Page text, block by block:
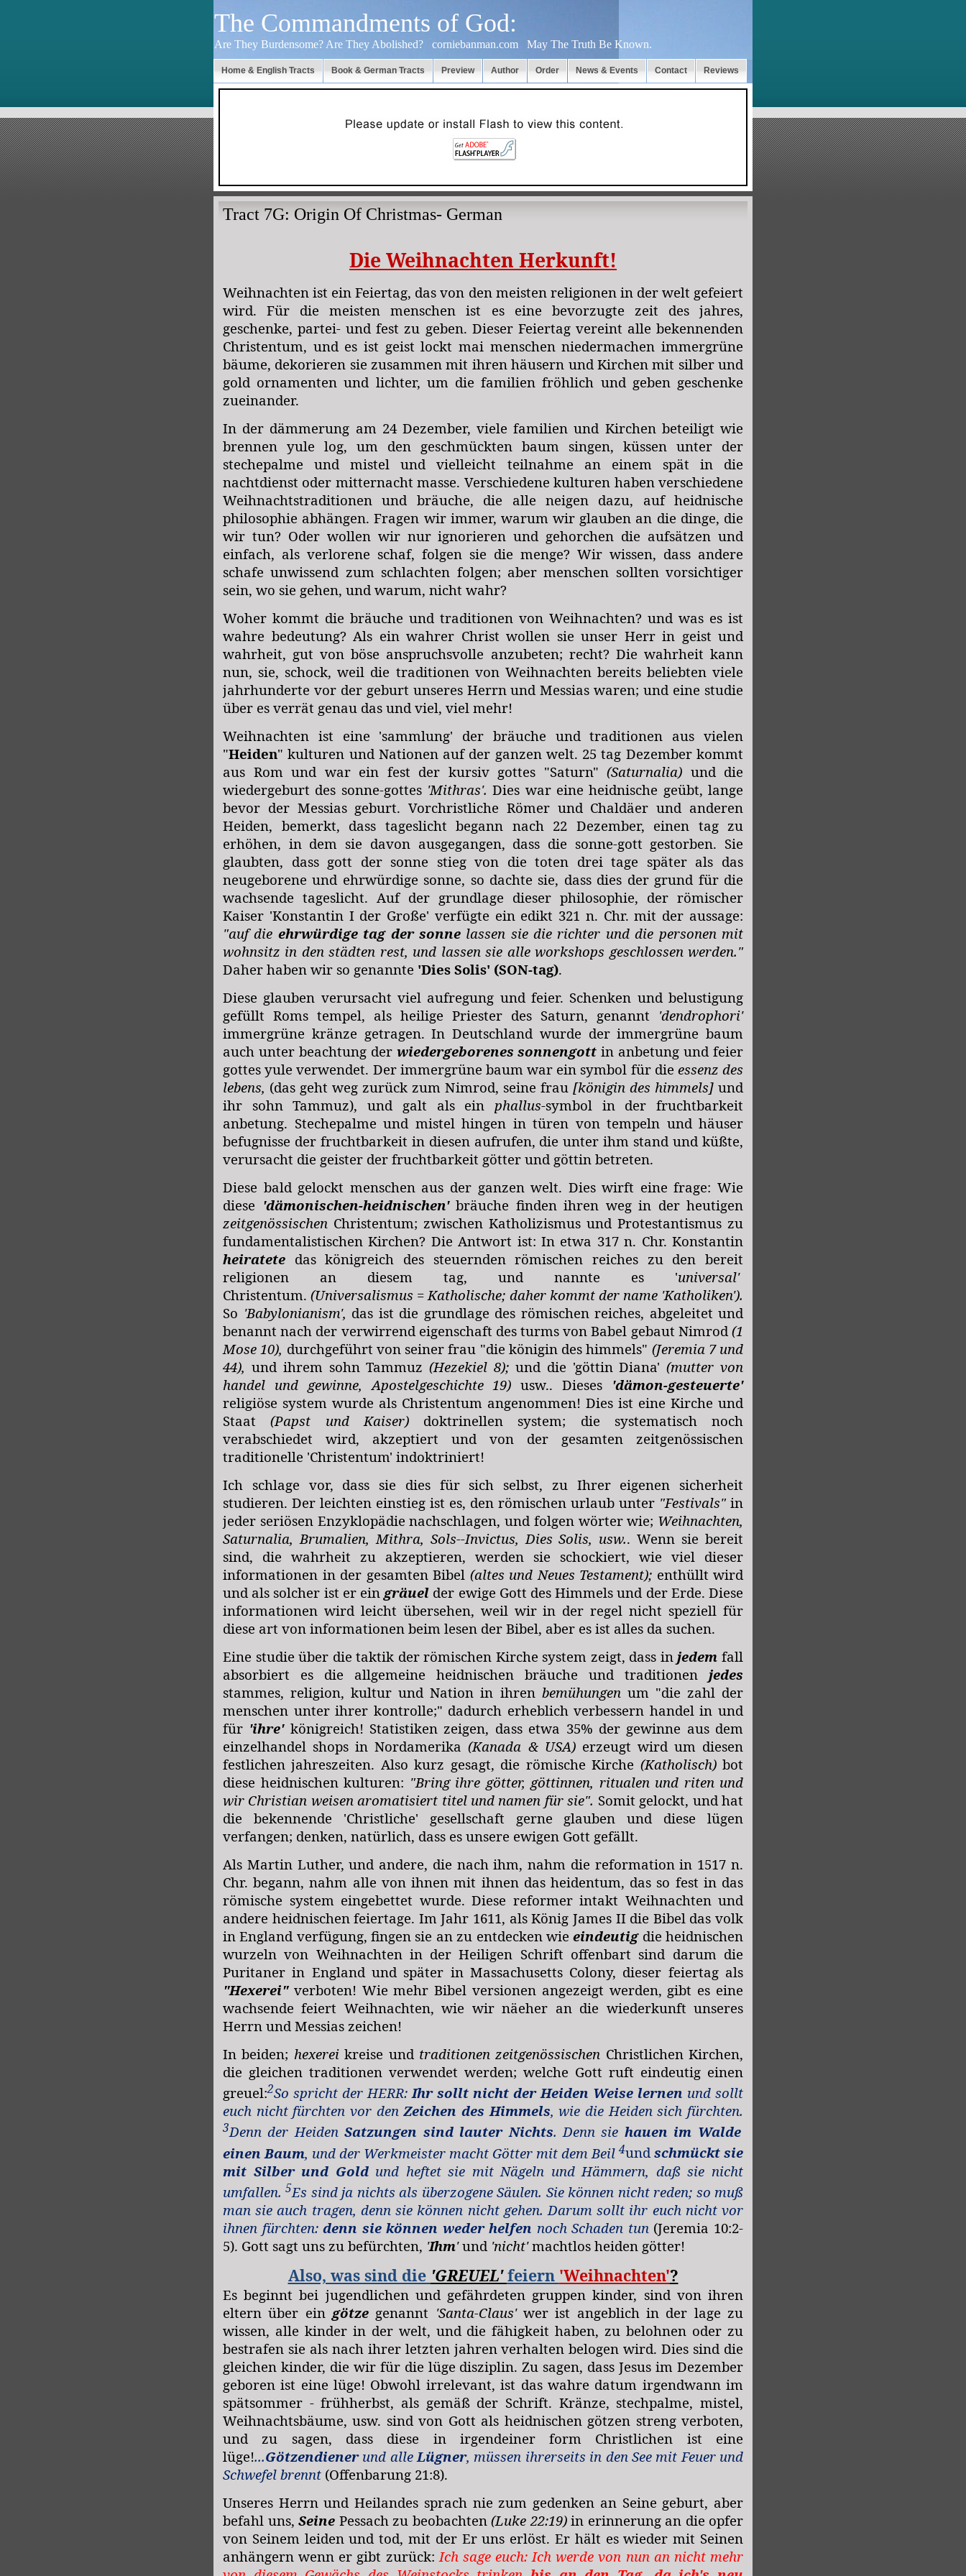
The Commandments of God:
Are They Burdensome? Are They Abolished? corniebanman.com May The Truth Be Known.
Home & English Tracts Book & German Tracts Preview Author Order News & Events Contact Reviews
Tract 7G: Origin Of Christmas- German
Die Weihnachten Herkunft!
Weihnachten ist ein Feiertag, das von den meisten religionen in der welt gefeiert
wird. Für die meisten menschen ist es eine bevorzugte zeit des jahres,
geschenke, partei- und fest zu geben. Dieser Feiertag vereint alle bekennenden
Christentum, und es ist geist lockt mai menschen niedermachen immergrüne
bäume, dekorieren sie zusammen mit ihren häusern und Kirchen mit silber und
gold ornamenten und lichter, um die familien fröhlich und geben geschenke
zueinander.
In der dämmerung am 24 Dezember, viele familien und Kirchen beteiligt wie
brennen yule log, um den geschmückten baum singen, küssen unter der
stechepalme und mistel und vielleicht teilnahme an einem spät in die
nachtdienst oder mitternacht masse. Verschiedene kulturen haben verschiedene
Weihnachtstraditionen und bräuche, die alle neigen dazu, auf heidnische
philosophie abhängen. Fragen wir immer, warum wir glauben an die dinge, die
wir tun? Oder wollen wir nur ignorieren und gehorchen die aufsätzen und
einfach, als verlorene schaf, folgen sie die menge? Wir wissen, dass andere
schafe unwissend zum schlachten folgen; aber menschen sollten vorsichtiger
sein, wo sie gehen, und warum, nicht wahr?
Woher kommt die bräuche und traditionen von Weihnachten? und was es ist
wahre bedeutung? Als ein wahrer Christ wollen sie unser Herr in geist und
wahrheit, gut von böse anspruchsvolle anzubeten; recht? Die wahrheit kann
nun, sie, schock, weil die traditionen von Weihnachten bereits beliebten viele
jahrhunderte vor der geburt unseres Herrn und Messias waren; und eine studie
über es verrät genau das und viel, viel mehr!
Weihnachten ist eine 'sammlung' der bräuche und traditionen aus vielen
"Heiden" kulturen und Nationen auf der ganzen welt. 25 tag Dezember kommt
aus Rom und war ein fest der kursiv gottes "Saturn" (Saturnalia) und die
wiedergeburt des sonne-gottes 'Mithras'. Dies war eine heidnische geübt, lange
bevor der Messias geburt. Vorchristliche Römer und Chaldäer und anderen
Heiden, bemerkt, dass tageslicht begann nach 22 Dezember, einen tag zu
erhöhen, in dem sie davon ausgegangen, dass die sonne-gott gestorben. Sie
glaubten, dass gott der sonne stieg von die toten drei tage später als das
neugeborene und ehrwürdige sonne, so dachte sie, dass dies der grund für die
wachsende tageslicht. Auf der grundlage dieser philosophie, der römischer
Kaiser 'Konstantin I der Große' verfügte ein edikt 321 n. Chr. mit der aussage:
"auf die ehrwürdige tag der sonnelassen sie die richter und die personen mit
wohnsitz in den städten rest, und lassen sie alle workshops geschlossen werden."
Daher haben wir so genannte 'Dies Solis' (SON-tag).
Diese glauben verursacht viel aufregung und feier. Schenken und belustigung
gefüllt Roms tempel, als heilige Priester des Saturn, genannt 'dendrophori'
immergrüne kränze getragen. In Deutschland wurde der immergrüne baum
auch unter beachtung der wiedergeborenes sonnengott in anbetung und feier
gottes yule verwendet. Der immergrüne baum war ein symbol für die essenz des
lebens, (das geht weg zurück zum Nimrod, seine frau [königin des himmels]und
ihr sohn Tammuz), und galt als ein phallus-symbol in der fruchtbarkeit
anbetung. Stechepalme und mistel hingen in türen von tempeln und häuser
befugnisse der fruchtbarkeit in diesen aufrufen, die unter ihm stand und küßte,
verursacht die geister der fruchtbarkeit götter und göttin betreten.
Diese bald gelockt menschen aus der ganzen welt. Dies wirft eine frage: Wie
diese 'dämonischen-heidnischen' bräuche finden ihren weg in der heutigen
zeitgenössischen Christentum; zwischen Katholizismus und Protestantismus zu
fundamentalistischen Kirchen? Die Antwort ist: In etwa 317 n. Chr. Konstantin
heiratete das königreich des steuernden römischen reiches zu den bereit
religionen an diesem tag, und nannte es 'universal'
Christentum. (Universalismus = Katholische; daher kommt der name 'Katholiken').
So 'Babylonianism', das ist die grundlage des römischen reiches, abgeleitet und
benannt nach der verwirrend eigenschaft des turms von Babel gebaut Nimrod(1
Mose 10), durchgeführt von seiner frau "die königin des himmels" (Jeremia 7 und
44), und ihrem sohn Tammuz(Hezekiel 8); und die 'göttin Diana'(mutter von
handel und gewinne, Apostelgeschichte 19) usw.. Dieses 'dämon-gesteuerte'
religiöse system wurde als Christentum angenommen! Dies ist eine Kirche und
Staat(Papst und Kaiser)doktrinellen system; die systematisch noch
verabschiedet wird, akzeptiert und von der gesamten zeitgenössischen
traditionelle 'Christentum' indoktriniert!
Ich schlage vor, dass sie dies für sich selbst, zu Ihrer eigenen sicherheit
studieren. Der leichten einstieg ist es, den römischen urlaub unter "Festivals"in
jeder seriösen Enzyklopädie nachschlagen, und folgen wörter wie; Weihnachten,
Saturnalia, Brumalien, Mithra, Sols--Invictus, Dies Solis, usw.. Wenn sie bereit
sind, die wahrheit zu akzeptieren, werden sie schockiert, wie viel dieser
informationen in der gesamten Bibel (altes und Neues Testament); enthüllt wird
und als solcher ist er eingräuel der ewige Gott des Himmels und der Erde. Diese
informationen wird leicht übersehen, weil wir in der regel nicht speziell für
diese art von informationen beim lesen der Bibel, aber es ist alles da suchen.
Eine studie über die taktik der römischen Kirche system zeigt, dass injedem fall
absorbiert es die allgemeine heidnischen bräuche und traditionen jedes
stammes, religion, kultur und Nation in ihren bemühungenum "die zahl der
menschen unter ihrer kontrolle;" dadurch erheblich verbessern handel in und
für 'ihre'königreich! Statistiken zeigen, dass etwa 35% der gewinne aus dem
einzelhandel shops in Nordamerika(Kanada & USA)erzeugt wird um diesen
festlichen jahreszeiten. Also kurz gesagt, die römische Kirche (Katholisch)bot
diese heidnischen kulturen: "Bring ihre götter, göttinnen, ritualen und riten und
wir Christian weisen aromatisiert titel und namen für sie". Somit gelockt, und hat
die bekennende 'Christliche' gesellschaft gerne glauben und diese lügen
verfangen; denken, natürlich, dass es unsere ewigen Gott gefällt.
Als Martin Luther, und andere, die nach ihm, nahm die reformation in 1517 n.
Chr. begann, nahm alle von ihnen mit ihnen das heidentum, das so fest in das
römische system eingebettet wurde. Diese reformer intakt Weihnachten und
andere heidnischen feiertage. Im Jahr 1611, als König James II die Bibel das volk
in England verfügung, fingen sie an zu entdecken wieeindeutigdie heidnischen
wurzeln von Weihnachten in der Heiligen Schrift offenbart sind darum die
Puritaner in England und später in Massachusetts Colony, dieser feiertag als
"Hexerei"verboten! Wie mehr Bibel versionen angezeigt werden, gibt es eine
wachsende feiert Weihnachten, wie wir näeher an die wiederkunft unseres
Herrn und Messias zeichen!
In beiden; hexereikreise und traditionenzeitgenössischen Christlichen Kirchen,
die gleichen traditionen verwendet werden; welche Gott ruft eindeutig einen
greuel:2So spricht der HERR:Ihr sollt nicht der Heiden Weise lernen und sollt
euch nicht fürchten vor denZeichen des Himmels, wie die Heiden sich fürchten.
3Denn der HeidenSatzungen sind lauter Nichts. Denn sie hauen im Walde
einen Baum, und der Werkmeister macht Götter mit dem Beil 4undschmückt sie
mit Silber und Gold und heftet sie mit Nägeln und Hämmern, daß sie nicht
umfallen. 5Es sind ja nichts als überzogene Säulen. Sie können nicht reden; so muß
man sie auch tragen, denn sie können nicht gehen. Darum sollt ihr euch nicht vor
ihnen fürchten:denn sie können weder helfen noch Schaden tun (Jeremia 10:2-
5). Gott sagt uns zu befürchten, 'Ihm'und 'nicht'machtlos heiden götter!
Also, was sind die 'GREUEL'feiern 'Weihnachten'?
Es beginnt bei jugendlichen und gefährdeten gruppen kinder, sind von ihren
eltern über ein götze genannt 'Santa-Claus'wer ist angeblich in der lage zu
wissen, alle kinder in der welt, und die fähigkeit haben, zu belohnen oder zu
bestrafen sie als nach ihrer letzten jahren verhalten belogen wird. Dies sind die
gleichen kinder, die wir für die lüge disziplin. Zu sagen, dass Jesus im Dezember
geboren ist eine lüge! Obwohl irrelevant, ist das wahre datum irgendwann im
spätsommer - frühherbst, als gemäß der Schrift. Kränze, stechpalme, mistel,
Weihnachtsbäume, usw. sind von Gott als heidnischen götzen streng verboten,
und zu sagen, dass diese in irgendeiner form Christlichen ist eine
lüge!...Götzendienerund alle Lügner, müssen ihrerseits in den See mit Feuer und
Schwefel brennt (Offenbarung 21:8).
Unseres Herrn und Heilandes sprach nie zum gedenken an Seine geburt, aber
befahl uns, Seine Pessach zu beobachten (Luke 22:19)in erinnerung an die opfer
von Seinem leiden und tod, mit der Er uns erlöst. Er hält es wieder mit Seinen
anhängern wenn er gibt zurück: Ich sage euch: Ich werde von nun an nicht mehr